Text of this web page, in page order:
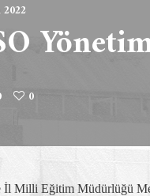
0
İl Milli Eğitim Müdürlüğü